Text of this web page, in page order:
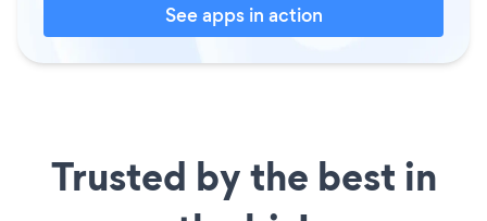
See apps in action
Trusted by the best in